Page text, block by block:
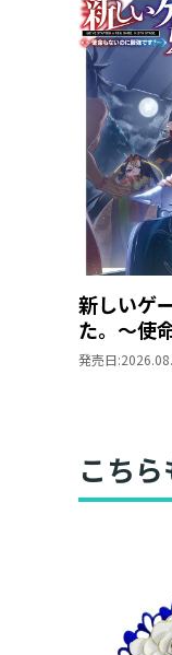
新しいゲ
た。～使
最強です
発売日:
こち